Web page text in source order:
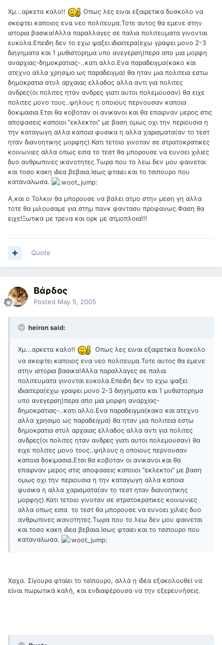
Χμ...αρκετα καλο!!
Οπως λες ειναι εξαιρετικα δυσκολο να
σκεφτει καποιος ενα νεο πολιτευμα.Τοτε αυτος θα εμενε στην
ιστορια βασικα!Αλλα παραλλαγες σε παλια πολιτευματα γινονται
ευκολα.Επειδη δεν το εχω ψαξει ιδιαιτερα(εχω γραψει μονο 2-3
διηγηματα και 1 μυθιστορημα υπο ανεγερση)περα απο μια μορφη
αναρχιας-δημοκρατιας-..κατι αλλο.Ενα παραδειγμα(κακο και
ατεχνο αλλα χρησιμο ως παραδειγμα) θα ηταν μια πολιτεια εστω
δημοκρατια στυλ αρχαιας ελλαδος αλλα αντι για πολιτες
ανδρες(οι πολιτες ηταν ανδρες γιατι αυτοι πολεμουσαν) θα ειχε
πολιτες μονο τους..ψηλους η οποιους περνουσαν καποια
δοκιμασια.Ετσι θα κοβοταν οι ανικανοι και θα επαιρναν μερος στις
αποφασεις καποιοι "εκλεκτοι" με βαση ομως οχι την περιουσια η
την καταγωγη αλλα καποια φυσικα η αλλα χαρισματα(αν το τεστ
ηταν διανοητικης μορφης).Κατι τετοιο γινοταν σε στρατοκρατικες
κοινωνιες αλλα οπως ειπα το τεστ θα μπορουσε να ευνοει χιλιες
δυο ανθρωπινες ικανοτητες.Τωρα που το λεω δεν μου φαινεται
και τοσο κακη ιδεα βεβαια.Ισως φταιει και το τσιπουρο που
καταναλωσα.
Α,και ο Τολκιν θα μπορουσε να βαλει ατμο στην μεση γη αλλα
τοτε θα μιλουσαμε για στημ πανκ φαντασυ προφανως.Φαση θα
ειχε!Ξωτικα με τρενα και ορκ με ατμοπλοια!!!
Quote
Βάρδος
Posted May 5, 2005
heiron said:
Χμ...αρκετα καλο!!
Οπως λες ειναι εξαιρετικα δυσκολο
να σκεφτει καποιος ενα νεο πολιτευμα.Τοτε αυτος θα εμενε
στην ιστορια βασικα!Αλλα παραλλαγες σε παλια
πολιτευματα γινονται ευκολα.Επειδη δεν το εχω ψαξει
ιδιαιτερα(εχω γραψει μονο 2-3 διηγηματα και 1 μυθιστορημα
υπο ανεγερση)περα απο μια μορφη αναρχιας-
δημοκρατιας-..κατι αλλο.Ενα παραδειγμα(κακο και ατεχνο
αλλα χρησιμο ως παραδειγμα) θα ηταν μια πολιτεια εστω
δημοκρατια στυλ αρχαιας ελλαδος αλλα αντι για πολιτες
ανδρες(οι πολιτες ηταν ανδρες γιατι αυτοι πολεμουσαν) θα
ειχε πολιτες μονο τους..ψηλους η οποιους περνουσαν
καποια δοκιμασια.Ετσι θα κοβοταν οι ανικανοι και θα
επαιρναν μερος στις αποφασεις καποιοι "εκλεκτοι" με βαση
ομως οχι την περιουσια η την καταγωγη αλλα καποια
φυσικα η αλλα χαρισματα(αν το τεστ ηταν διανοητικης
μορφης).Κατι τετοιο γινοταν σε στρατοκρατικες κοινωνιες
αλλα οπως ειπα το τεστ θα μπορουσε να ευνοει χιλιες δυο
ανθρωπινες ικανοτητες.Τωρα που το λεω δεν μου φαινεται
και τοσο κακη ιδεα βεβαια.Ισως φταιει και το τσιπουρο που
καταναλωσα.
Χαχα. Σίγουρα φταίει το τσίπουρο, αλλά η ιδέα εξακολουθεί να
είναι πωρωτικά καλή, και ενδιαφέρουσα να την εξερευνήσεις.